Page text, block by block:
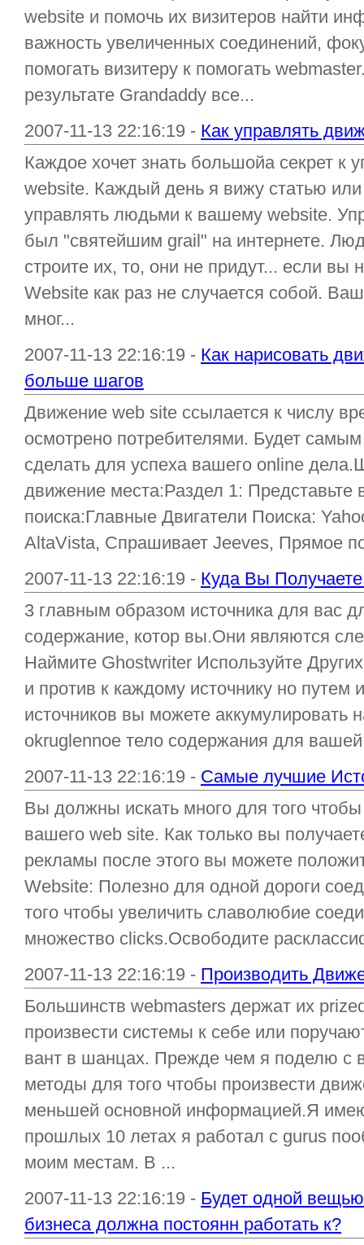
website и помочь их визитеров найти
важность увеличенных соединений,
помогать визитеру к помогать
результате Grandaddy все...
2007-11-13 22:16:19 - Как управлять
Каждое хочет знать большойа секрет к
website. Каждый день я вижу статью
управлять людьми к вашему website.
был "святейшим grail" на интернете.
строите их, то, они не придут... если
Website как раз не случается собой.
мног...
2007-11-13 22:16:19 - Как нарисовать
больше шагов
Движение web site ссылается к числу
осмотрено потребителями. Будет
сделать для успеха вашего online
движение места:Раздел 1: Представьте
поиска:Главные Двигатели Поиска:
AltaVista, Спрашивает Jeeves, Прямое
2007-11-13 22:16:19 - Куда Вы
3 главным образом источника для вас
содержание, котор вы.Они являются
Наймите Ghostwriter Используйте
и против к каждому источнику но путем
источников вы можете аккумулировать
okruglennoe тело содержания для
2007-11-13 22:16:19 - Самые лучшие
Вы должны искать много для того
вашего web site. Как только вы
рекламы после этого вы можете
Website: Полезно для одной дороги
того чтобы увеличить славолюбие
множество clicks.Освободите
2007-11-13 22:16:19 - Производить
Большинств webmasters держат их
произвести системы к себе или
вант в шанцах. Прежде чем я поделю с
методы для того чтобы произвести
меньшей основной информацией.Я
прошлых 10 летах я работал с gurus
моим местам. В ...
2007-11-13 22:16:19 - Будет одной
бизнеса должна постоянн работать к?